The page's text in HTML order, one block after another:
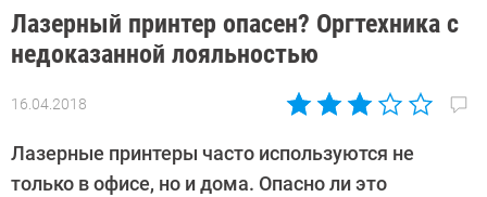
Лазерный принтер опасен? Оргтехника с
недоказанной лояльностью
16.04.2018
Автор:
Лазерные принтеры часто используются не
только в офисе, но и дома. Опасно ли это